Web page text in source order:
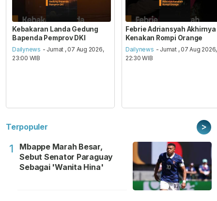
Kebakaran Landa Gedung
Bapenda Pemprov DKI
Dailynews - Jumat , 07 Aug 2026,
23:00 WIB
Febrie Adriansyah Akhirnya
Kenakan Rompi Orange
Dailynews - Jumat , 07 Aug 2026,
22:30 WIB
Terpopuler >
1
Mbappe Marah Besar,
Sebut Senator Paraguay
Sebagai 'Wanita Hina'